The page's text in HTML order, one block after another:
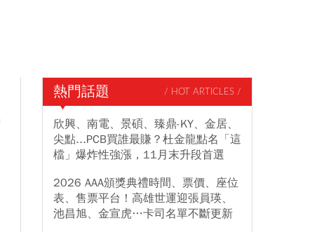
熱門話題 / HOT ARTICLES /
欣興、南電、景碩、臻鼎-KY、金居、
尖點...PCB買誰最賺？杜金龍點名「這
檔」爆炸性強漲，11月末升段首選
2026 AAA頒獎典禮時間、票價、座位
表、售票平台！高雄世運迎張員瑛、
池昌旭、金宣虎…卡司名單不斷更新